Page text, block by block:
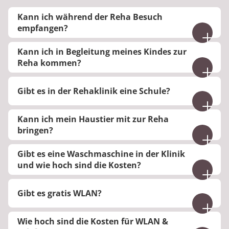
Kann ich während der Reha Besuch
empfangen?
Besuche sind ab der Stammgruppenphase am
Wochenende möglich.
Kann ich in Begleitung meines Kindes zur
Reha kommen?
Nein, wir haben leider keine Möglichkeit eine
Kinderbetreuung während Ihrer Therapien
anzubieten.
Gibt es in der Rehaklinik eine Schule?
Nein, wir haben keine Schule.
Kann ich mein Haustier mit zur Reha
bringen?
Nein, Haustiere sind aus hygienischen Gründen
nicht gestattet.
Gibt es eine Waschmaschine in der Klinik
und wie hoch sind die Kosten?
Ja, Waschmaschinen und Trockner können gegen
eine Gebühr von je 2 Euro genutzt werden.
Gibt es gratis WLAN?
Nein, WLAN ist kostenpflichtig.
Wie hoch sind die Kosten für WLAN &